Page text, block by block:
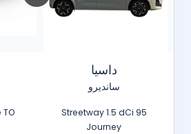
TO
داسيا
سانديرو
Streetway 1.5 dCi 95
Journey